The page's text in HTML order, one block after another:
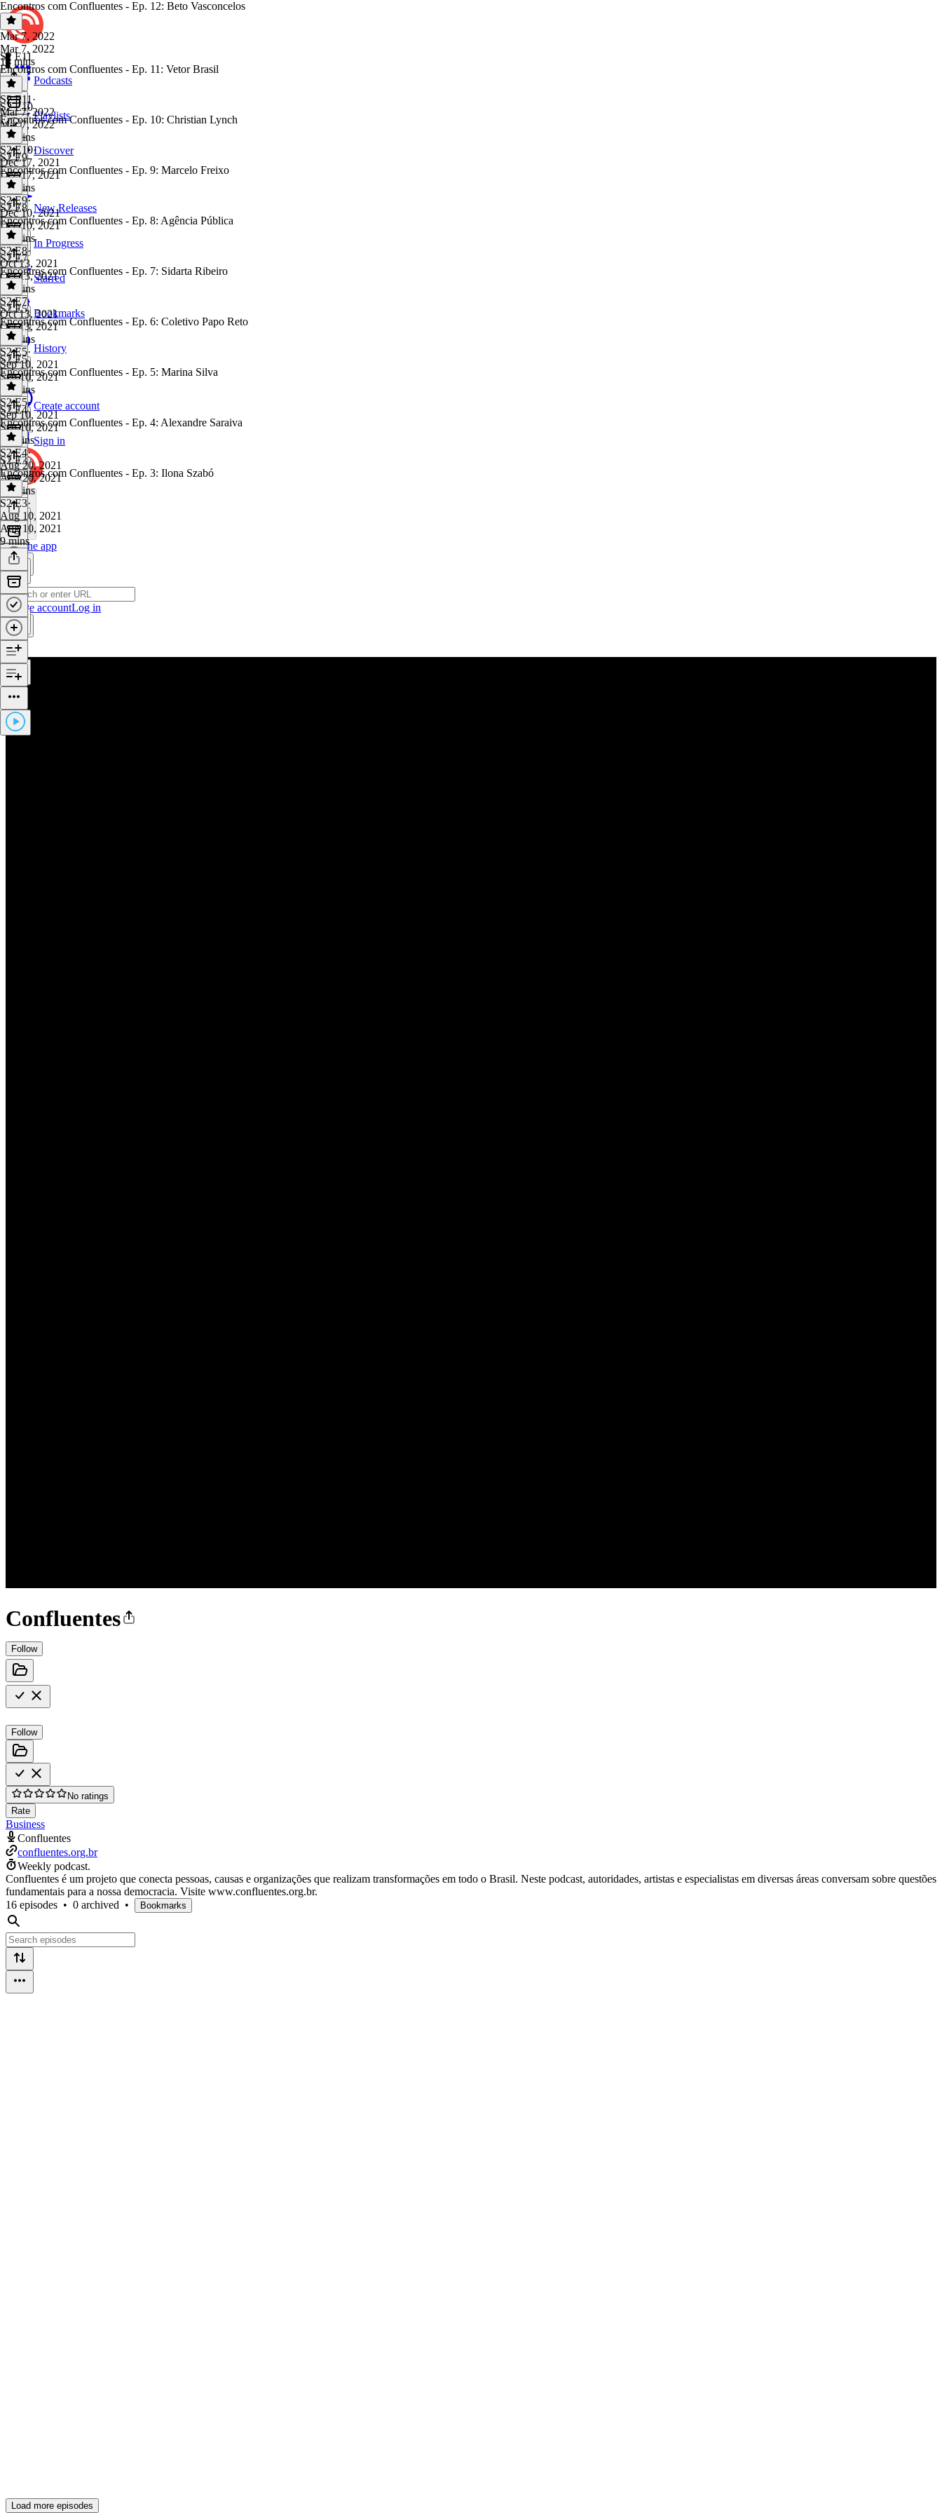
Podcasts
Playlists
Discover
New Releases
In Progress
Starred
Bookmarks
History
Create account
Sign in
Get the app
Create accountLog in
Confluentes
Follow
Follow
No ratings
Rate
Business
Confluentes
confluentes.org.br
Weekly podcast.
Confluentes é um projeto que conecta pessoas, causas e organizações que realizam transformações em todo o Brasil. Neste podcast, autoridades, artistas e especialistas em diversas áreas conversam sobre questões
fundamentais para a nossa democracia. Visite www.confluentes.org.br.
16 episodes • 0 archived • Bookmarks
Encontros com Confluentes - Ep. 12: Beto Vasconcelos
Mar 7, 2022
Mar 7, 2022
14 mins
S2 E11
Encontros com Confluentes - Ep. 11: Vetor Brasil
S2 E11 ·
Mar 7, 2022
Mar 7, 2022
28 mins
S2 E10
Encontros com Confluentes - Ep. 10: Christian Lynch
S2 E10·
Dec 17, 2021
Dec 17, 2021
21 mins
S2 E9
Encontros com Confluentes - Ep. 9: Marcelo Freixo
S2 E9·
Dec 10, 2021
Dec 10, 2021
32 mins
S2 E8
Encontros com Confluentes - Ep. 8: Agência Pública
S2 E8·
Oct 13, 2021
Oct 13, 2021
24 mins
S2 E7
Encontros com Confluentes - Ep. 7: Sidarta Ribeiro
S2 E7·
Oct 13, 2021
Oct 13, 2021
12 mins
S2 E5
Encontros com Confluentes - Ep. 6: Coletivo Papo Reto
S2 E5·
Sep 10, 2021
Sep 10, 2021
28 mins
S2 E5
Encontros com Confluentes - Ep. 5: Marina Silva
S2 E5·
Sep 10, 2021
Sep 10, 2021
11 mins
S2 E4
Encontros com Confluentes - Ep. 4: Alexandre Saraiva
S2 E4·
Aug 20, 2021
Aug 20, 2021
17 mins
S2 E3
Encontros com Confluentes - Ep. 3: Ilona Szabó
S2 E3·
Aug 10, 2021
Aug 10, 2021
9 mins
Load more episodes